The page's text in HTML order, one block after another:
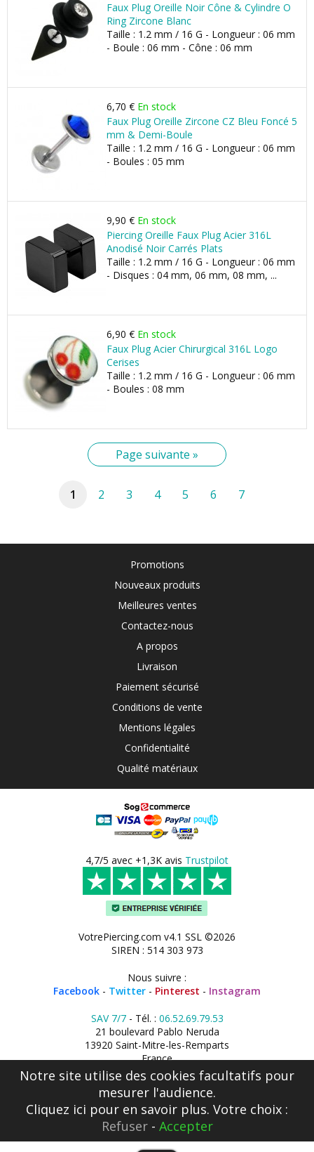
Faux Plug Oreille Noir Cône & Cylindre O
Ring Zircone Blanc
Taille : 1.2 mm / 16 G - Longueur : 06 mm
- Boule : 06 mm - Cône : 06 mm
6,70 € En stock
Faux Plug Oreille Zircone CZ Bleu Foncé 5
mm & Demi-Boule
Taille : 1.2 mm / 16 G - Longueur : 06 mm
- Boules : 05 mm
9,90 € En stock
Piercing Oreille Faux Plug Acier 316L
Anodisé Noir Carrés Plats
Taille : 1.2 mm / 16 G - Longueur : 06 mm
- Disques : 04 mm, 06 mm, 08 mm, ...
6,90 € En stock
Faux Plug Acier Chirurgical 316L Logo
Cerises
Taille : 1.2 mm / 16 G - Longueur : 06 mm
- Boules : 08 mm
Page suivante »
1 2 3 4 5 6 7
Promotions
Nouveaux produits
Meilleures ventes
Contactez-nous
A propos
Livraison
Paiement sécurisé
Conditions de vente
Mentions légales
Confidentialité
Qualité matériaux
4,7/5 avec +1,3K avis Trustpilot
VotrePiercing.com v4.1 SSL ©2026
SIREN : 514 303 973
Nous suivre :
Facebook - Twitter - Pinterest - Instagram
SAV 7/7- Tél. : 06.52.69.79.53
21 boulevard Pablo Neruda
13920 Saint-Mitre-les-Remparts
France
Notre site utilise des cookies facultatifs pour
mesurer l'audience.
Cliquez ici pour en savoir plus. Votre choix :
Refuser- Accepter